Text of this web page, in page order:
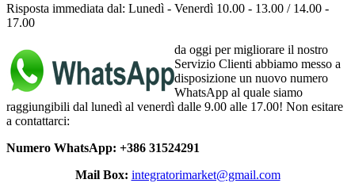
Risposta immediata dal: Lunedì - Venerdì 10.00 - 13.00 / 14.00 -
17.00
da oggi per migliorare il nostro
Servizio Clienti abbiamo messo a
disposizione un nuovo numero
WhatsApp al quale siamo
raggiungibili dal lunedì al venerdì dalle 9.00 alle 17.00! Non esitare
a contattarci:
Numero WhatsApp: +386 31524291
Mail Box: integratorimarket@gmail.com